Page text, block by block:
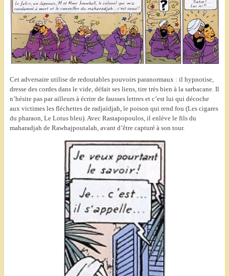
Cet adversaire utilise de redoutables pouvoirs paranormaux : il hypnotise,
dresse des cordes dans le vide, défait ses liens, tire très bien à la sarbacane. Il
n’hésite pas par ailleurs à écrire de fausses lettres et c’est lui qui décoche
aux victimes les fléchettes de radjaïdjah, le poison qui rend fou (Les cigares
du pharaon, Le Lotus bleu). Avec Rastapopoulos, il enlève le fils du
maharadjah de Rawhajpoutalah, avant d’être capturé à son tour.